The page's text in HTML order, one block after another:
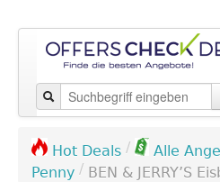
Hot Deals / Alle
Penny / BEN & JERRY’S